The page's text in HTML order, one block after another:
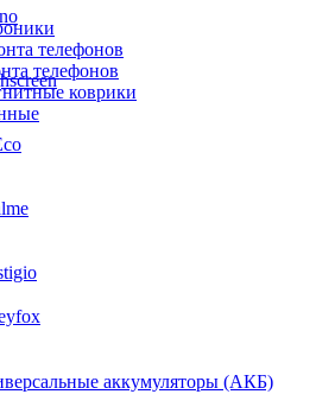
телефонов
телефонов
коврики
аккумуляторы (АКБ)